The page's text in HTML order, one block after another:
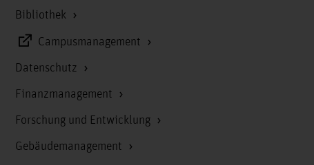
Bibliothek
Campusmanagement
Datenschutz
Finanzmanagement
Forschung und Entwicklung
Gebäudemanagement